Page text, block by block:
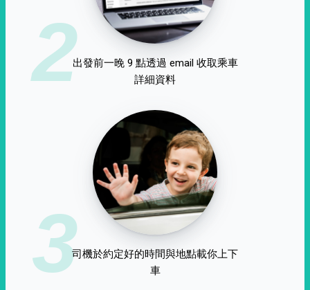
2出發前一晚 9 點透過 email 收取乘車
詳細資料
3司機於約定好的時間與地點載你上下
車